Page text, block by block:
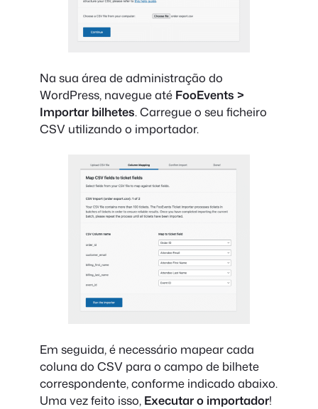
Na sua área de administração do
WordPress, navegue até FooEvents >
Importar bilhetes. Carregue o seu ficheiro
CSV utilizando o importador.
Em seguida, é necessário mapear cada
coluna do CSV para o campo de bilhete
correspondente, conforme indicado abaixo.
Uma vez feito isso, Executar o importador!